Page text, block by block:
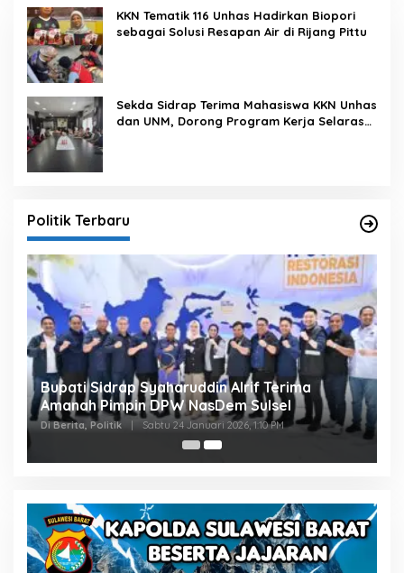
KKN Tematik 116 Unhas Hadirkan Biopori
sebagai Solusi Resapan Air di Rijang Pittu
Sekda Sidrap Terima Mahasiswa KKN Unhas
dan UNM, Dorong Program Kerja Selaras
Politik Terbaru
Bupati Sidrap Syaharuddin Alrif Terima
Amanah Pimpin DPW NasDem Sulsel
Di Berita, Politik | Sabtu 24 Januari 2026, 1:10 PM